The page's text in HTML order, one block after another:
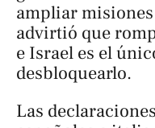
ampliar
advirtió que
e Israel es el
desbloquearlo.
Las